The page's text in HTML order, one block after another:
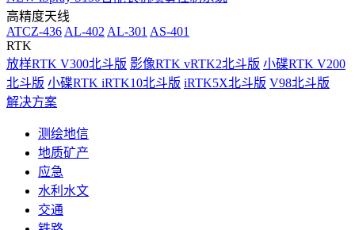
高精度天线
ATCZ-436 AL-402 AL-301 AS-401
RTK
放样RTK V300北斗版 影像RTK vRTK2北斗版 小碟RTK V200
北斗版 小碟RTK iRTK10北斗版 iRTK5X北斗版 V98北斗版
解决方案
测绘地信
地质矿产
应急
水利水文
交通